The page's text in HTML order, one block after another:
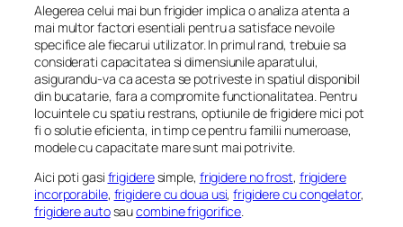
Alegerea celui mai bun frigider implica o analiza atenta a
mai multor factori esentiali pentru a satisface nevoile
specifice ale fiecarui utilizator. In primul rand, trebuie sa
considerati capacitatea si dimensiunile aparatului,
asigurandu-va ca acesta se potriveste in spatiul disponibil
din bucatarie, fara a compromite functionalitatea. Pentru
locuintele cu spatiu restrans, optiunile de frigidere mici pot
fi o solutie eficienta, in timp ce pentru familii numeroase,
modele cu capacitate mare sunt mai potrivite.
Aici poti gasi frigideresimple, frigidere no frost, frigidere
incorporabile, frigidere cu doua usi,frigidere cu congelator,
frigidere autosaucombine frigorifice.